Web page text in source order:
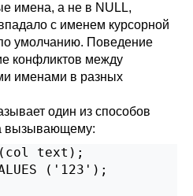
имена, а не в NULL,
с именем курсорной
умолчанию. Поведение
конфликтов между
именами в разных
один из способов
вызывающему:
(col text);
('123');